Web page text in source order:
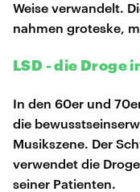
Weise verwandelt.
nahmen groteske,
LSD - die Droge
In den 60er und
die
Musikszene. Der
verwendet die
seiner Patienten.